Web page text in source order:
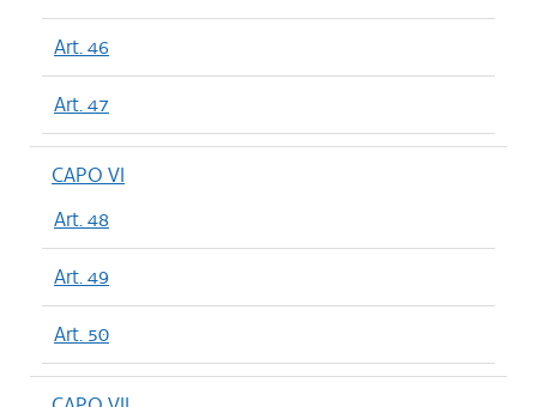
Art. 46
Art. 47
CAPO VI
Art. 48
Art. 49
Art. 50